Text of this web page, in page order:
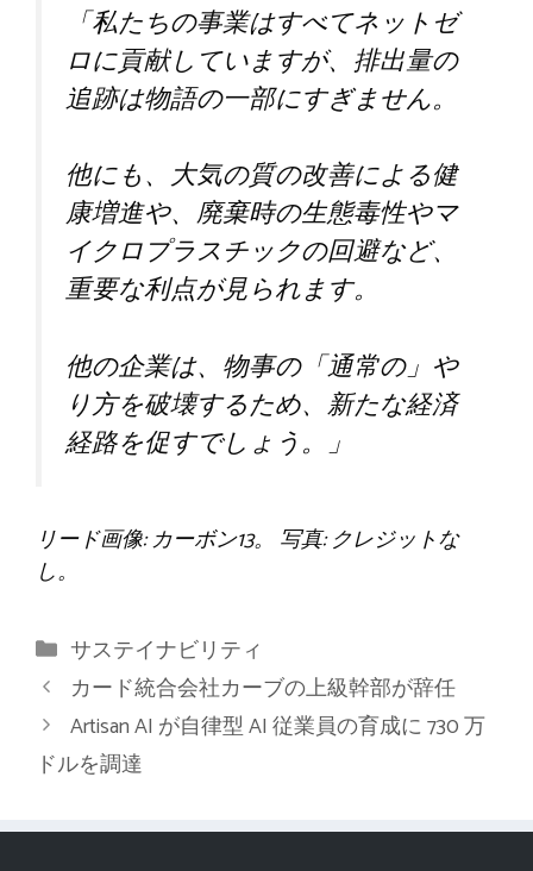
「私たちの事業はすべてネットゼ
ロに貢献していますが、排出量の
追跡は物語の一部にすぎません。
他にも、大気の質の改善による健
康増進や、廃棄時の生態毒性やマ
イクロプラスチックの回避など、
重要な利点が見られます。
他の企業は、物事の「通常の」や
り方を破壊するため、新たな経済
経路を促すでしょう。」
リード画像: カーボン13。 写真: クレジットな
し。
カ
テ
ゴ
リ
ー
サステイナビリティ
カード統合会社カーブの上級幹部が辞任
Artisan AI が自律型 AI 従業員の育成に 730 万
ドルを調達